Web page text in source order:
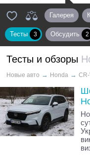
Галерея
Тесты 3 Обсудить 2
Тесты и обзоры
Новые авто → Honda →